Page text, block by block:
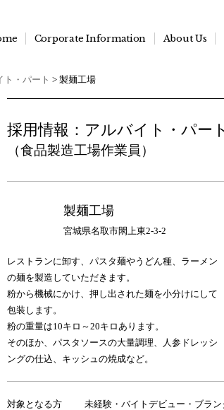
Corporate Information About Us
ト・パート > 製麺工場
採用情報：アルバイト・パート
（食品製造工場作業員）
製麺工場
宮城県名取市閖上東2-3-2
レストランに卸す、パスタ麺やうどん種、ラーメン
の麺を製造していただきます。
粉から機械にかけ、押し出された麺を小分けにして
包装します。
粉の重量は10キロ～20キロあります。
そのほか、パスタソースの大量調理、人参ドレッシ
ングの仕込、キッシュの焼成など。
対象となる方
未経験・バイトデビュー・ブラン